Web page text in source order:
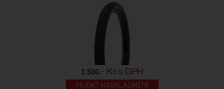
1 500,- Kč s DPH
HLÍDAT NASKLADNĚNÍ